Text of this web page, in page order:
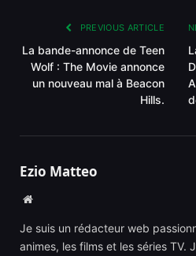
PREVIOUS ARTICLE
La bande-annonce de Teen
Wolf : The Movie annonce
un nouveau mal à Beacon
Hills.
Ezio Matteo
Website
Je suis un rédacteur web
animes, les films et les séries TV.